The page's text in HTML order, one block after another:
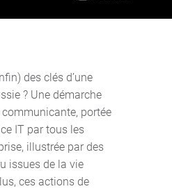
des clés d’une
? Une démarche
communicante, portée
IT par tous les
illustrée par des
issues de la vie
ces actions de